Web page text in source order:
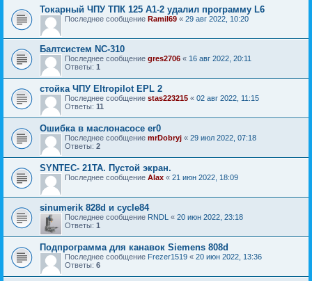
Токарный ЧПУ ТПК 125 А1-2 удалил программу L6
Последнее сообщение Ramil69 « 29 авг 2022, 10:20
Балтсистем NC-310
Последнее сообщение gres2706 « 16 авг 2022, 20:11
Ответы: 1
стойка ЧПУ Eltropilot EPL 2
Последнее сообщение stas223215 « 02 авг 2022, 11:15
Ответы: 11
Ошибка в маслонасосе er0
Последнее сообщение mrDobryj « 29 июл 2022, 07:18
Ответы: 2
SYNTEC- 21TA. Пустой экран.
Последнее сообщение Alax « 21 июн 2022, 18:09
sinumerik 828d и cycle84
Последнее сообщение RNDL « 20 июн 2022, 23:18
Ответы: 1
Подпрограмма для канавок Siemens 808d
Последнее сообщение Frezer1519 « 20 июн 2022, 13:36
Ответы: 6